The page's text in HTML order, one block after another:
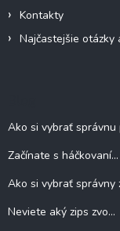
Kontakty
Najčastejšie otázky
Ako si vybrať správnu
Začínate s háčkovaní...
Ako si vybrať správny
Neviete aký zips zvo...